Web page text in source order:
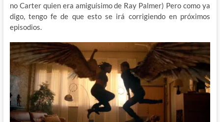
no Carter quien era amiguísimo de Ray Palmer) Pero como ya
digo, tengo fe de que esto se irá corrigiendo en próximos
episodios.